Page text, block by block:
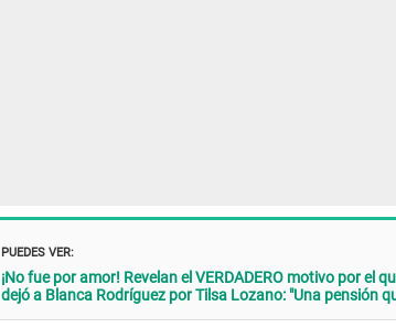
PUEDES VER:
¡No fue por amor! Revelan el VERDADERO motivo por el
dejó a Blanca Rodríguez por Tilsa Lozano: "Una pensión